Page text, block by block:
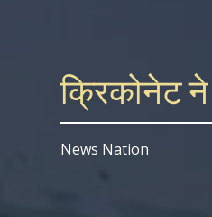
क्रिकोनेट
News Nation